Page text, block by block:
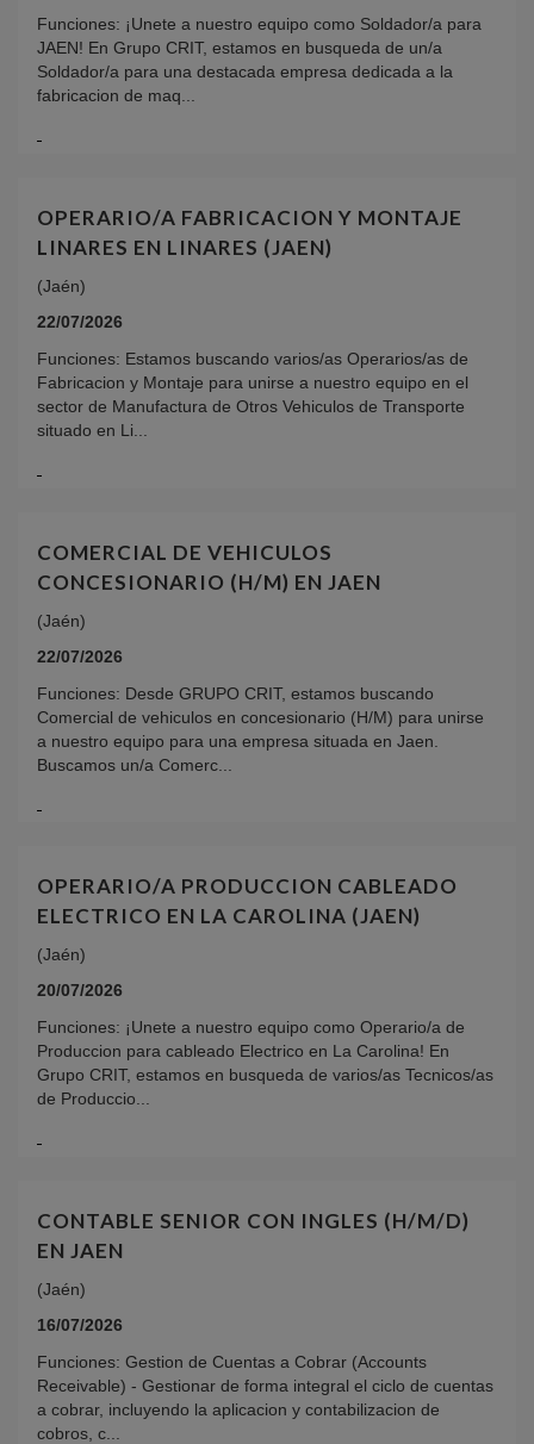
Funciones: ¡Unete a nuestro equipo como Soldador/a para
JAEN! En Grupo CRIT, estamos en busqueda de un/a
Soldador/a para una destacada empresa dedicada a la
fabricacion de maq...
OPERARIO/A FABRICACION Y MONTAJE
LINARES EN LINARES (JAEN)
(Jaén)
22/07/2026
Funciones: Estamos buscando varios/as Operarios/as de
Fabricacion y Montaje para unirse a nuestro equipo en el
sector de Manufactura de Otros Vehiculos de Transporte
situado en Li...
COMERCIAL DE VEHICULOS
CONCESIONARIO (H/M) EN JAEN
(Jaén)
22/07/2026
Funciones: Desde GRUPO CRIT, estamos buscando
Comercial de vehiculos en concesionario (H/M) para unirse
a nuestro equipo para una empresa situada en Jaen.
Buscamos un/a Comerc...
OPERARIO/A PRODUCCION CABLEADO
ELECTRICO EN LA CAROLINA (JAEN)
(Jaén)
20/07/2026
Funciones: ¡Unete a nuestro equipo como Operario/a de
Produccion para cableado Electrico en La Carolina! En
Grupo CRIT, estamos en busqueda de varios/as Tecnicos/as
de Produccio...
CONTABLE SENIOR CON INGLES (H/M/D)
EN JAEN
(Jaén)
16/07/2026
Funciones: Gestion de Cuentas a Cobrar (Accounts
Receivable) - Gestionar de forma integral el ciclo de cuentas
a cobrar, incluyendo la aplicacion y contabilizacion de
cobros, c...